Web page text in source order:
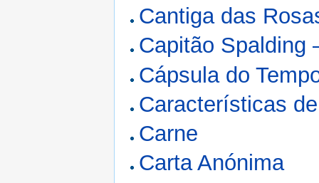
Cantiga das
Capitão Spalding
Cápsula do
Características
Carne
Carta Anónima